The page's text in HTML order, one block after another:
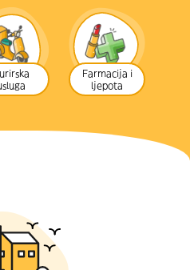
Farmacija i
ljepota